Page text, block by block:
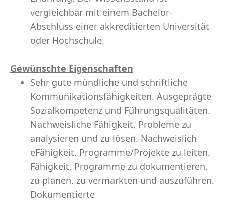
vergleichbar mit einem Bachelor-
Abschluss einer akkreditierten Universität
oder Hochschule.
Gewünschte Eigenschaften
Sehr gute mündliche und schriftliche
Kommunikationsfähigkeiten. Ausgeprägte
Sozialkompetenz und Führungsqualitäten.
Nachweisliche Fähigkeit, Probleme zu
analysieren und zu lösen. Nachweislich
eFähigkeit, Programme/Projekte zu leiten.
Fähigkeit, Programme zu dokumentieren,
zu planen, zu vermarkten und auszuführen.
Dokumentierte